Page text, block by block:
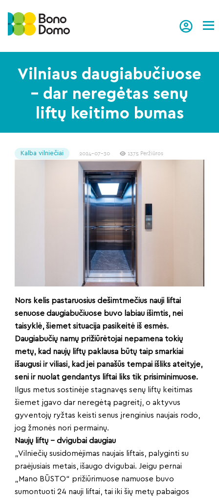
Vilniaus daugiabučiuose
– dar neregėtas senų
liftų keitimo bumas
Kalba vilniečiai 2024-07-30 1375 Peržiūros
Nors kelis pastaruosius dešimtmečius nauji liftai
senuose daugiabučiuose buvo labiau išimtis, nei
taisyklė, šiemet situacija pasikeitė iš esmės.
Daugiabučių namų prižiūrėtojai nepamena tokių
metų, kad naujų liftų paklausa būtų taip smarkiai
išaugusi ir viliasi, kad jei panašūs tempai išliks ateityje,
seni ir nuolat gendantys liftai liks tik prisiminimuose.
Ilgus metus sostinėje stagnavęs senų liftų keitimas
šiemet įgavo dar neregėtą pagreitį, o aktyvus
gyventojų ryžtas keisti senus įrenginius naujais rodo,
jog žmonės nori permainų.
Naujų liftų – dvigubai daugiau
„Vilniečių susidomėjimas naujais liftais, palyginti su
praėjusiais metais, išaugo dvigubai. Jeigu pernai
„Mano BŪSTO“ prižiūrimuose namuose buvo
sumontuoti 24 nauji liftai, tai iki šių metų pabaigos